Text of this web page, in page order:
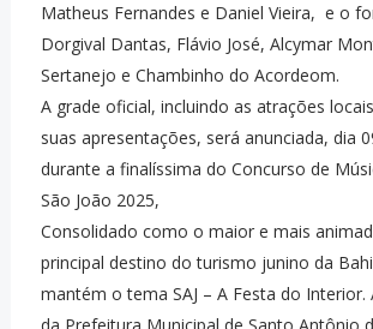
Matheus Fernandes e Daniel Vieira, e o
Dorgival Dantas, Flávio José, Alcymar
Sertanejo e Chambinho do Acordeom.
A grade oficial, incluindo as atrações
suas apresentações, será anunciada, dia
durante a finalíssima do Concurso de
São João 2025,
Consolidado como o maior e mais
principal destino do turismo junino da
mantém o tema SAJ – A Festa do Interior.